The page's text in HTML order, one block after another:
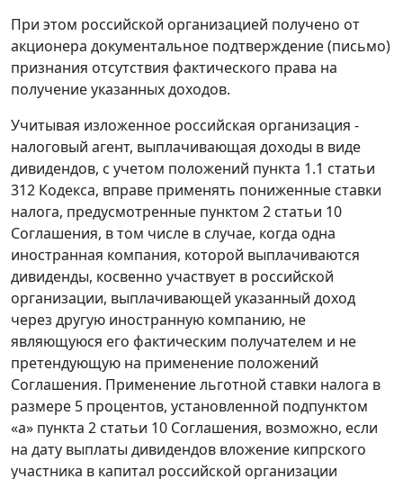
При этом российской организацией получено от
акционера документальное подтверждение (письмо)
признания отсутствия фактического права на
получение указанных доходов.
Учитывая изложенное российская организация -
налоговый агент, выплачивающая доходы в виде
дивидендов, с учетом положений пункта 1.1 статьи
312 Кодекса, вправе применять пониженные ставки
налога, предусмотренные пунктом 2 статьи 10
Соглашения, в том числе в случае, когда одна
иностранная компания, которой выплачиваются
дивиденды, косвенно участвует в российской
организации, выплачивающей указанный доход
через другую иностранную компанию, не
являющуюся его фактическим получателем и не
претендующую на применение положений
Соглашения. Применение льготной ставки налога в
размере 5 процентов, установленной подпунктом
«а» пункта 2 статьи 10 Соглашения, возможно, если
на дату выплаты дивидендов вложение кипрского
участника в капитал российской организации